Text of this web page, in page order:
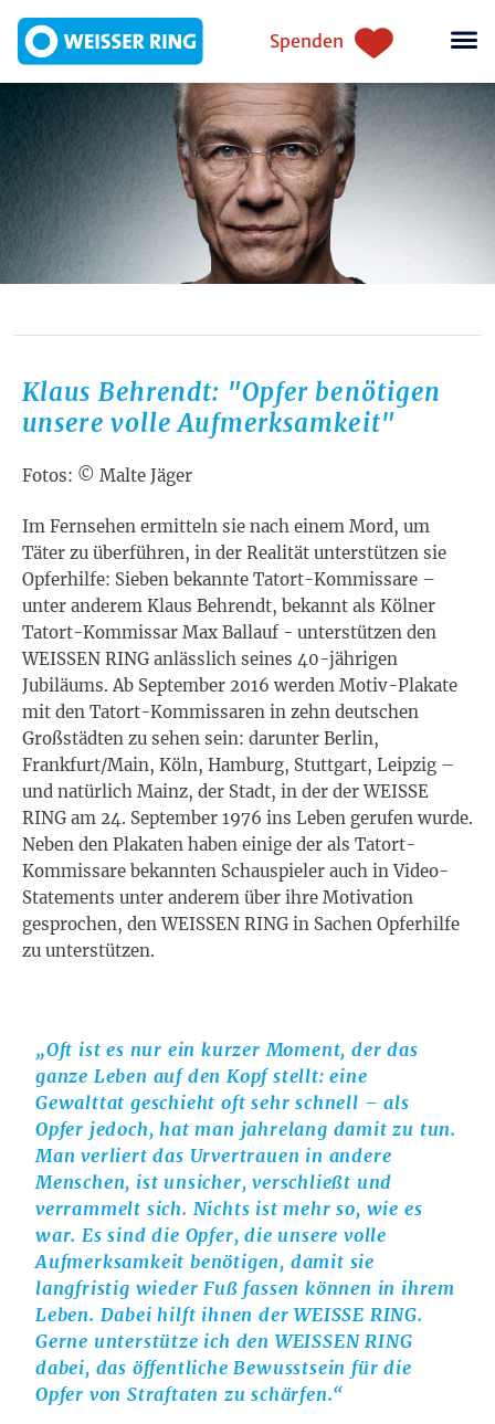
Spenden
Klaus Behrendt: "Opfer benötigen
unsere volle Aufmerksamkeit"
Fotos: © Malte Jäger
Im Fernsehen ermitteln sie nach einem Mord, um
Täter zu überführen, in der Realität unterstützen sie
Opferhilfe: Sieben bekannte Tatort-Kommissare –
unter anderem Klaus Behrendt, bekannt als Kölner
Tatort-Kommissar Max Ballauf - unterstützen den
WEISSEN RING anlässlich seines 40-jährigen
Jubiläums. Ab September 2016 werden Motiv-Plakate
mit den Tatort-Kommissaren in zehn deutschen
Großstädten zu sehen sein: darunter Berlin,
Frankfurt/Main, Köln, Hamburg, Stuttgart, Leipzig –
und natürlich Mainz, der Stadt, in der der WEISSE
RING am 24. September 1976 ins Leben gerufen wurde.
Neben den Plakaten haben einige der als Tatort-
Kommissare bekannten Schauspieler auch in Video-
Statements unter anderem über ihre Motivation
gesprochen, den WEISSEN RING in Sachen Opferhilfe
zu unterstützen.
„Oft ist es nur ein kurzer Moment, der das
ganze Leben auf den Kopf stellt: eine
Gewalttat geschieht oft sehr schnell – als
Opfer jedoch, hat man jahrelang damit zu tun.
Man verliert das Urvertrauen in andere
Menschen, ist unsicher, verschließt und
verrammelt sich. Nichts ist mehr so, wie es
war. Es sind die Opfer, die unsere volle
Aufmerksamkeit benötigen, damit sie
langfristig wieder Fuß fassen können in ihrem
Leben. Dabei hilft ihnen der WEISSE RING.
Gerne unterstütze ich den WEISSEN RING
dabei, das öffentliche Bewusstsein für die
Opfer von Straftaten zu schärfen.“